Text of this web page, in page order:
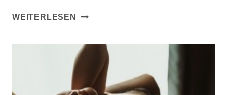
WEITERLESEN
POLAROID
KLEINE
INTIME
MOMENTE
ZWISCHEN